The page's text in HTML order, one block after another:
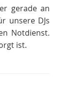
gerade an
unsere DJs
Notdienst.
ist.